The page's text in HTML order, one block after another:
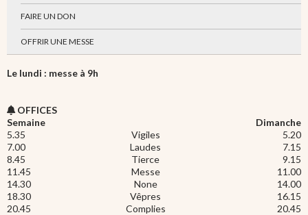
FAIRE UN DON
OFFRIR UNE MESSE
Le lundi : messe à 9h
OFFICES
Semaine
Dimanche
5.35
Vigiles
5.20
7.00
Laudes
7.15
8.45
Tierce
9.15
11.45
Messe
11.00
14.30
None
14.00
18.30
Vêpres
16.15
20.45
Complies 20.45